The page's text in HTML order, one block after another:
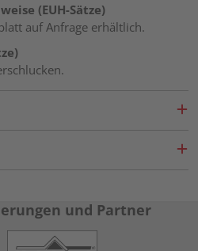
(EUH-Sätze)
auf Anfrage erhältlich.
und Partner